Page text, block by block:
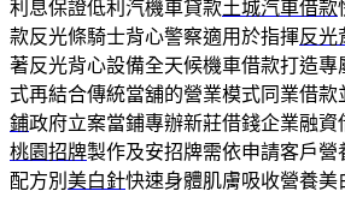
利息保證低利汽機車貸款土城汽車借款
款反光條騎士背心警察適用於指揮反光
著反光背心設備全天候機車借款打造專
式再結合傳統當舖的營業模式同業借款
鋪政府立案當鋪專辦新莊借錢企業融資
桃園招牌製作及安招牌需依申請客戶營
配方別 美白針快速身體肌膚吸收營養美